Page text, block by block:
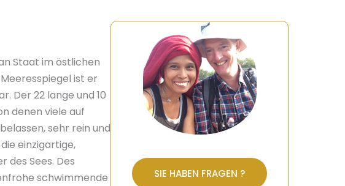
Staat im östlichen
ist er
Der 22 lange und 10
denen viele auf
sehr rein und
einzigartige,
des Sees. Des
schwimmende
SIE HABEN FRAGEN ?